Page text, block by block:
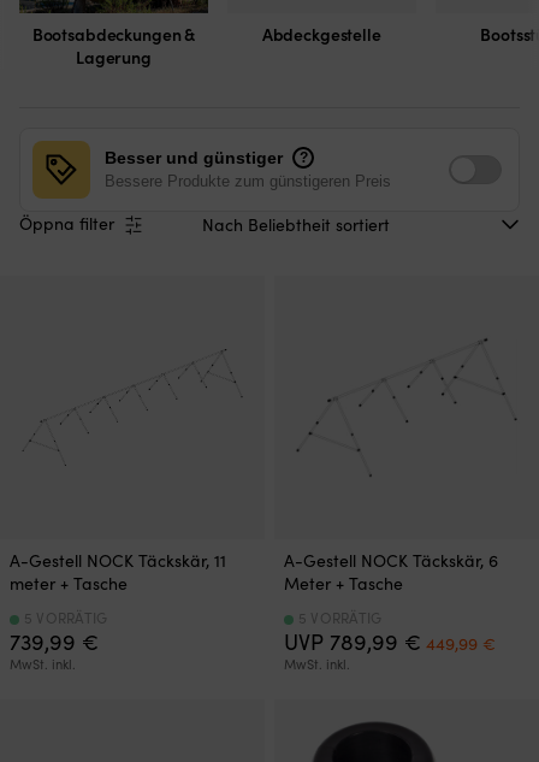
Bootsabdeckungen &
Lagerung
Abdeckgestelle
Öppna filter
Besser und günstiger ?
Bessere Produkte zum günstigeren Preis
A-Gestell NOCK Täckskär, 11
meter + Tasche
739,99 €
MwSt. inkl.
5 VORRÄTIG
A-Gestell NOCK Täckskär, 6
Meter + Tasche
UVP 789,99 €
Preis
449,99 €
MwSt. inkl.
5 VORRÄTIG